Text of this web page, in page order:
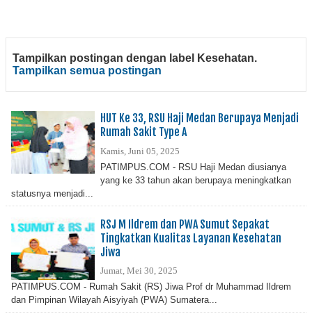
Tampilkan postingan dengan label Kesehatan.
Tampilkan semua postingan
HUT Ke 33, RSU Haji Medan Berupaya Menjadi
Rumah Sakit Type A
Kamis, Juni 05, 2025
PATIMPUS.COM - RSU Haji Medan diusianya
yang ke 33 tahun akan berupaya meningkatkan
statusnya menjadi...
RSJ M Ildrem dan PWA Sumut Sepakat
Tingkatkan Kualitas Layanan Kesehatan
Jiwa
Jumat, Mei 30, 2025
PATIMPUS.COM - Rumah Sakit (RS) Jiwa Prof dr Muhammad Ildrem
dan Pimpinan Wilayah Aisyiyah (PWA) Sumatera...